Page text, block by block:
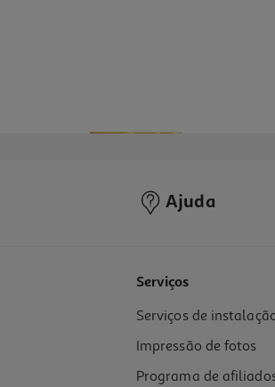
Ajuda
Serviços
Serviços de
Impressão de fotos
Programa de